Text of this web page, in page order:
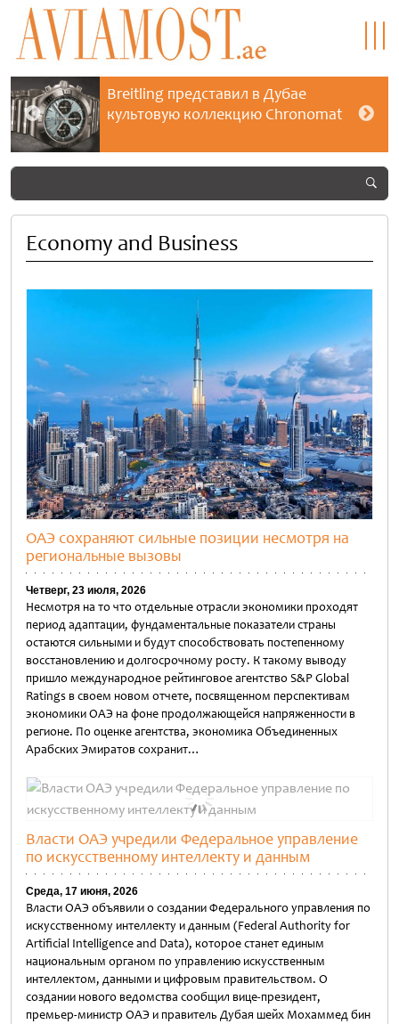
Breitling представил в Дубае
культовую коллекцию Chronomat
Economy and Business
ОАЭ сохраняют сильные позиции несмотря на
региональные вызовы
Четверг, 23 июля, 2026
Несмотря на то что отдельные отрасли экономики проходят
период адаптации, фундаментальные показатели страны
остаются сильными и будут способствовать постепенному
восстановлению и долгосрочному росту. К такому выводу
пришло международное рейтинговое агентство S&P Global
Ratings в своем новом отчете, посвященном перспективам
экономики ОАЭ на фоне продолжающейся напряженности в
регионе. По оценке агентства, экономика Объединенных
Арабских Эмиратов сохранит…
Власти ОАЭ учредили Федеральное управление
по искусственному интеллекту и данным
Среда, 17 июня, 2026
Власти ОАЭ объявили о создании Федерального управления по
искусственному интеллекту и данным (Federal Authority for
Artificial Intelligence and Data), которое станет единым
национальным органом по управлению искусственным
интеллектом, данными и цифровым правительством. О
создании нового ведомства сообщил вице-президент,
премьер-министр ОАЭ и правитель Дубая шейх Мохаммед бин